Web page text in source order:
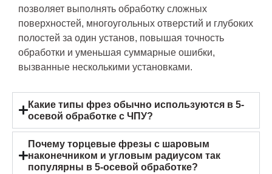
позволяет выполнять обработку сложных
поверхностей, многоугольных отверстий и глубоких
полостей за один установ, повышая точность
обработки и уменьшая суммарные ошибки,
вызванные несколькими установками.
Какие типы фрез обычно используются в 5-
осевой обработке с ЧПУ?
Почему торцевые фрезы с шаровым
наконечником и угловым радиусом так
популярны в 5-осевой обработке?